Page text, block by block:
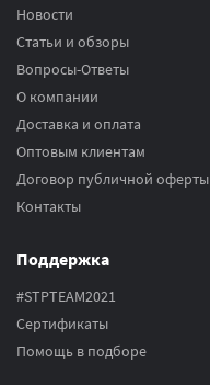
Новости
Статьи и обзоры
Вопросы-Ответы
О компании
Доставка и оплата
Оптовым клиентам
Договор публичной оферты
Контакты
Поддержка
#STPTEAM2021
Сертификаты
Помощь в подборе